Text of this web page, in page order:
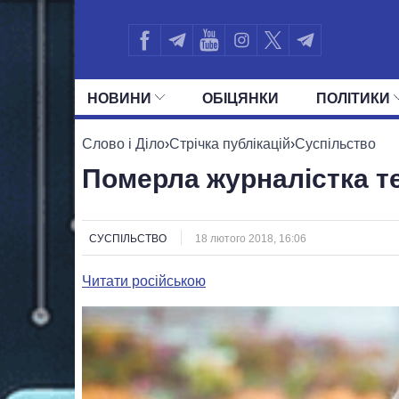
НОВИНИ ОБIЦЯНКИ ПОЛIТИКИ
УСІ ПОЛІТИКИ ПРЕЗИДЕНТ І ОФІС
Слово і Діло›Стрічка публікацій›Суспільство
Померла журналістка
СУСПІЛЬСТВО 18 лютого 2018, 16:06
Читати російською